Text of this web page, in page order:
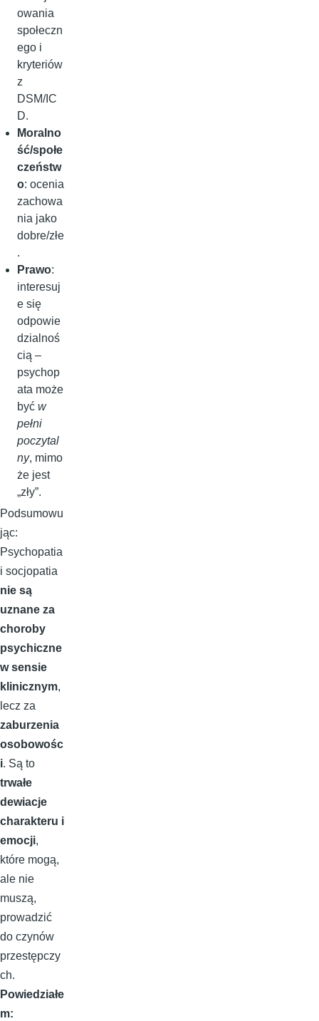
owania
społeczn
ego i
kryteriów
z
DSM/IC
D.
Moralno
ść/społe
czeństw
o: ocenia
zachowa
nia jako
dobre/złe
.
Prawo:
interesuj
e się
odpowie
dzialnoś
cią –
psychop
ata może
być w
pełni
poczytal
ny, mimo
że jest
„zły”.
Podsumowu
jąc:
Psychopatia
i socjopatia
nie są
uznane za
choroby
psychiczne
w sensie
klinicznym,
lecz za
zaburzenia
osobowośc
i. Są to
trwałe
dewiacje
charakteru i
emocji,
które mogą,
ale nie
muszą,
prowadzić
do czynów
przestępczy
ch.
Powiedziałe
m: